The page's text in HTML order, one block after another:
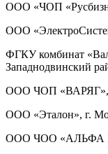
ООО «ЧОП
ООО
ФГКУ комбинат
Западнодвинский
ООО ЧОП «ВАРЯГ»,
ООО «Эталон», г.
ООО ЧОО «АЛЬФА